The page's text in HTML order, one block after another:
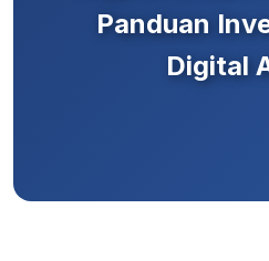
Panduan
Digital